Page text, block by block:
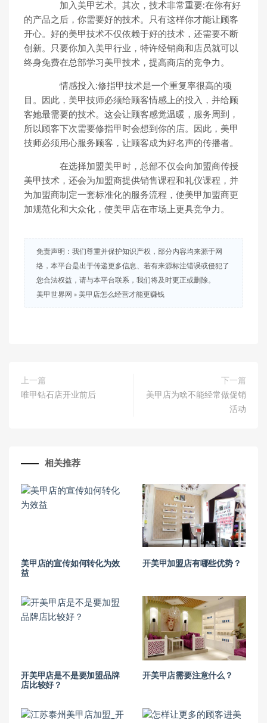
加入美甲艺术。其次，技术非常重要:在你有好
的产品之后，你需要好的技术。只有这样你才能让顾客
开心。好的美甲技术不仅依赖于好的技术，还需要不断
创新。只要你加入美甲行业，特许经销商和店员就可以
终身免费在总部学习美甲技术，提高商店的竞争力。
情感投入:修指甲技术是一个重复率很高的项
目。因此，美甲技师必须给顾客情感上的投入，并给顾
客她最需要的技术。这会让顾客感觉温暖，服务周到，
所以顾客下次需要修指甲时会想到你的店。因此，美甲
技师必须用心服务顾客，让顾客成为好名声的传播者。
在选择加盟美甲时，总部不仅会向加盟商传授
美甲技术，还会为加盟商提供销售课程和礼仪课程，并
为加盟商制定一套标准化的服务流程，使美甲加盟商更
加规范化和大众化，使美甲店在市场上更具竞争力。
免责声明：我们尊重并保护知识产权，部分内容均来源于网
络，本平台是出于传递更多信息、若有来源标注错误或侵犯了
您合法权益，请与本平台联系，我们将及时更正或删除。
美甲世界网 » 美甲店怎么经营才能更赚钱
上一篇
唯甲钻石店开业前后
下一篇
美甲店为啥不能经常做促销
活动
相关推荐
美甲店的宣传如何转化为效
益
开美甲加盟店有哪些优势？
开美甲店是不是要加盟品牌
店比较好？
开美甲店需要注意什么？